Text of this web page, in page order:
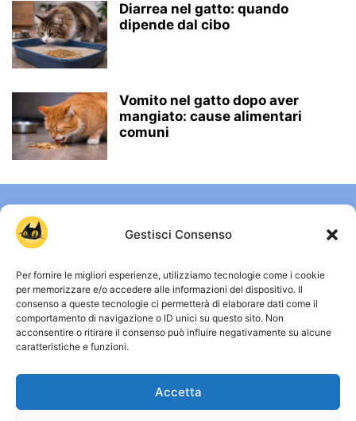
Gestisci Consenso
Per fornire le migliori esperienze, utilizziamo tecnologie come i cookie
per memorizzare e/o accedere alle informazioni del dispositivo. Il
consenso a queste tecnologie ci permetterà di elaborare dati come il
comportamento di navigazione o ID unici su questo sito. Non
acconsentire o ritirare il consenso può influire negativamente su alcune
caratteristiche e funzioni.
Accetta
Diarrea nel gatto: quando
dipende dal cibo
Vomito nel gatto dopo aver
mangiato: cause alimentari
comuni
CHI SIAMO
accanto a un gatto e vuole capirlo davvero. Qui trovi guide
chiare, approfondimenti su comportamento, salute e vita
quotidiana, senza miti inutili e senza allarmismi. Osservare,